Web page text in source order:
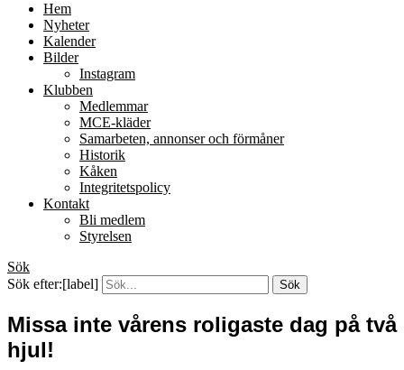
Hem
Nyheter
Kalender
Bilder
Instagram
Klubben
Medlemmar
MCE-kläder
Samarbeten, annonser och förmåner
Historik
Kåken
Integritetspolicy
Kontakt
Bli medlem
Styrelsen
Sök
Sök efter:[label]
Missa inte vårens roligaste dag på två
hjul!